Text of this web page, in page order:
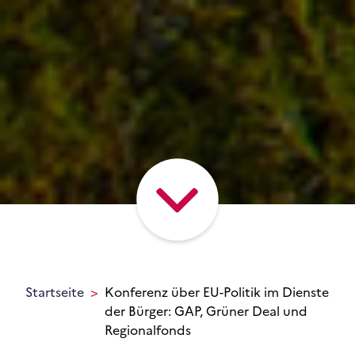
Startseite
Konferenz über EU-Politik im Dienste
der Bürger: GAP, Grüner Deal und
Regionalfonds